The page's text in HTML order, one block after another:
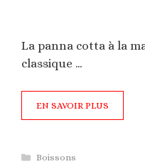
La panna cotta à la
classique …
EN SAVOIR PLUS
Catégories
Boissons